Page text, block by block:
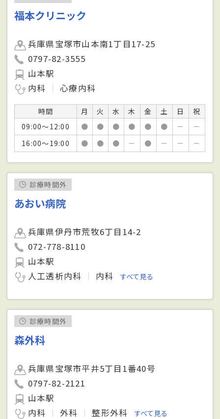
福本クリニック
兵庫県宝塚市山本南1丁目17-25
0797-82-3555
山本駅
内科
心療内科
時間 月 火 水 木 金 土 日
祝
09:00～12:00
● ● ● ● ● ● －
－
16:00～19:00
● ● ● － ● － － －
診療時間外
あおい病院
兵庫県伊丹市荒牧6丁目14-2
072-778-8110
山本駅
人工透析内科
内科 すべて見る
診療時間外
森外科
兵庫県宝塚市平井5丁目1番40号
0797-82-2121
山本駅
内科
外科 整形外科 すべて見る